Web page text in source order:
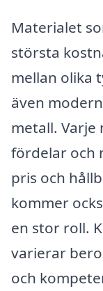
Materialet
största
mellan olika
även
metall. Varje
fördelar och
pris och
kommer
en stor roll.
varierar
och